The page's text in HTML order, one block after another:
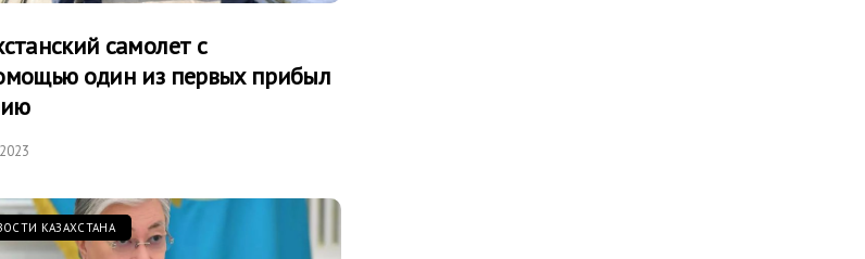
самолет с
один из первых прибыл
КАЗАХСТАНА